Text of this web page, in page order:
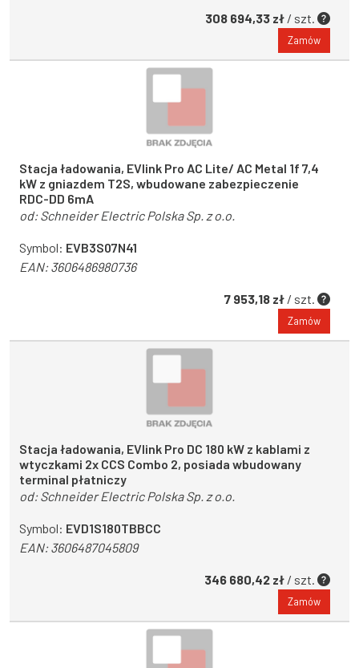
308 694,33 zł / szt.
Zamów
Stacja ładowania, EVlink Pro AC Lite/ AC Metal 1f 7,4
kW z gniazdem T2S, wbudowane zabezpieczenie
RDC-DD 6mA
od:Schneider Electric Polska Sp. z o.o.
Symbol: EVB3S07N41
EAN:3606486980736
7 953,18 zł / szt.
Zamów
Stacja ładowania, EVlink Pro DC 180 kW z kablami z
wtyczkami 2x CCS Combo 2, posiada wbudowany
terminal płatniczy
od:Schneider Electric Polska Sp. z o.o.
Symbol: EVD1S180TBBCC
EAN:3606487045809
346 680,42 zł / szt.
Zamów